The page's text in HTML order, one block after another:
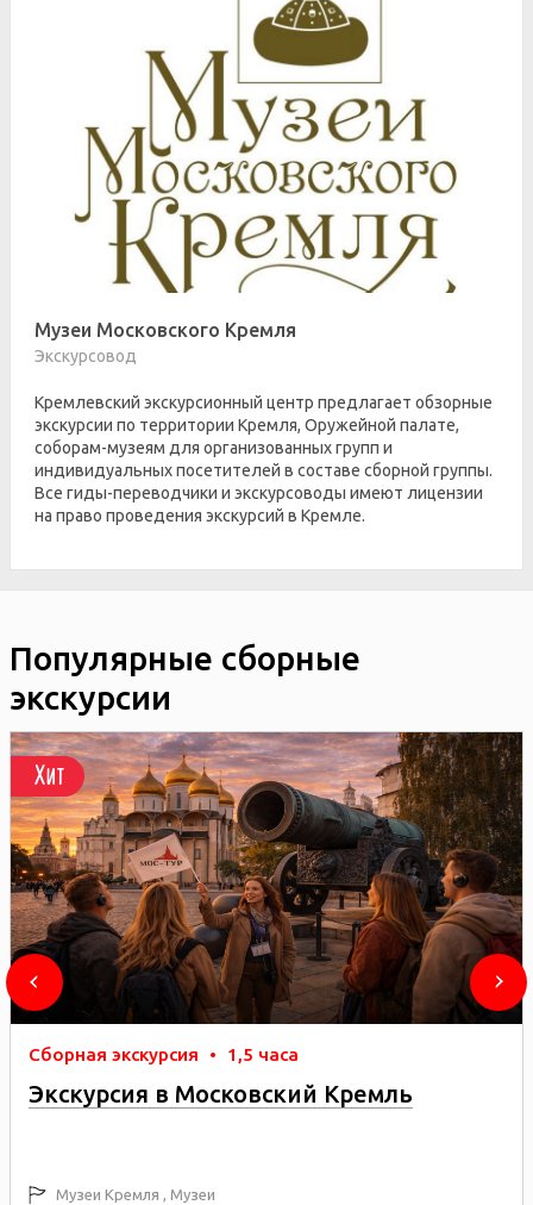
Музеи Московского Кремля
Экскурсовод
Кремлевский экскурсионный центр предлагает обзорные
экскурсии по территории Кремля, Оружейной палате,
соборам-музеям для организованных групп и
индивидуальных посетителей в составе сборной группы.
Все гиды-переводчики и экскурсоводы имеют лицензии
на право проведения экскурсий в Кремле.
Популярные сборные
экскурсии
Хит
Сборная экскурсия • 1,5 часа
Экскурсия в Московский Кремль
Музеи Кремля , Музеи